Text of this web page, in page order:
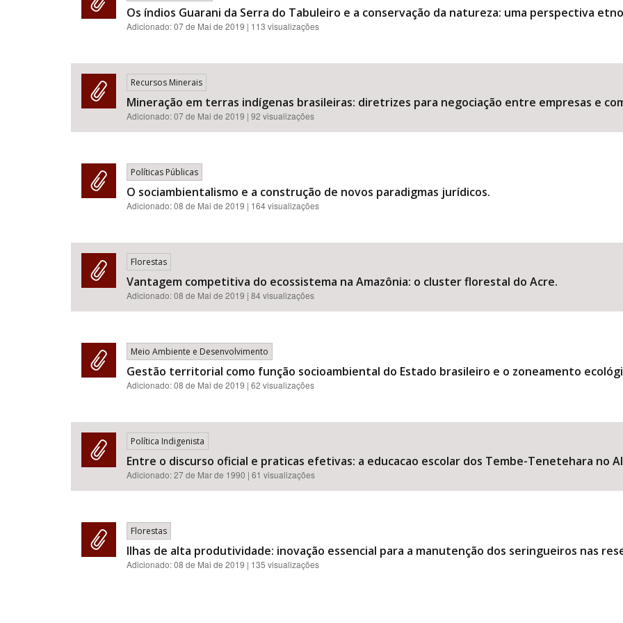
Os índios Guarani da Serra do Tabuleiro e a conservação da natureza: uma perspectiva
Adicionado:07 de Mai de 2019 | 113 visualizações
Recursos Minerais
Mineração em terras indígenas brasileiras: diretrizes para negociação entre empresas e
Adicionado:07 de Mai de 2019 | 92 visualizações
Políticas Públicas
O sociambientalismo e a construção de novos paradigmas jurídicos.
Adicionado:08 de Mai de 2019 | 164 visualizações
Florestas
Vantagem competitiva do ecossistema na Amazônia: o cluster florestal do Acre.
Adicionado:08 de Mai de 2019 | 84 visualizações
Meio Ambiente e Desenvolvimento
Gestão territorial como função socioambiental do Estado brasileiro e o zoneamento
Adicionado:08 de Mai de 2019 | 62 visualizações
Política Indigenista
Entre o discurso oficial e praticas efetivas: a educacao escolar dos Tembe-Tenetehara no
Adicionado:27 de Mar de 1990 | 61 visualizações
Florestas
Ilhas de alta produtividade: inovação essencial para a manutenção dos seringueiros nas
Adicionado:08 de Mai de 2019 | 135 visualizações